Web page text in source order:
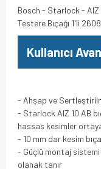
Bosch - Starlock - AIZ
Testere Bıçağı 1'li
Kullanıcı
- Ahşap ve
- Starlock AIZ 10 AB
hassas kesimler
- 10 mm dar kesim
- Güçlü montaj sistemi
olanak tanır